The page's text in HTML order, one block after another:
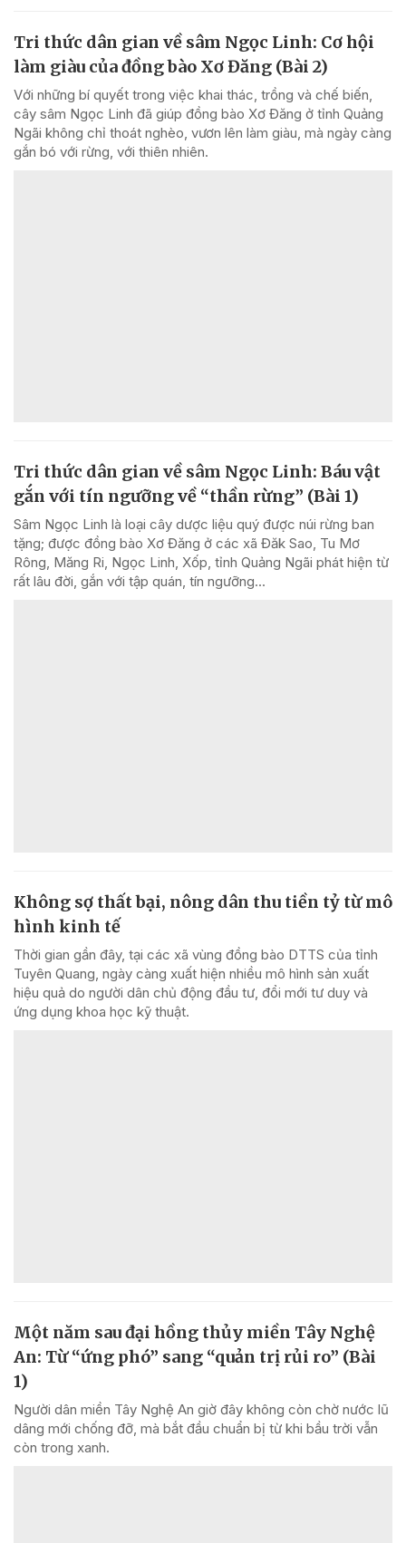
Tri thức dân gian về sâm Ngọc Linh: Cơ hội
làm giàu của đồng bào Xơ Đăng (Bài 2)
Với những bí quyết trong việc khai thác, trồng và chế biến,
cây sâm Ngọc Linh đã giúp đồng bào Xơ Đăng ở tỉnh Quảng
Ngãi không chỉ thoát nghèo, vươn lên làm giàu, mà ngày càng
gắn bó với rừng, với thiên nhiên.
Tri thức dân gian về sâm Ngọc Linh: Báu vật
gắn với tín ngưỡng về “thần rừng” (Bài 1)
Sâm Ngọc Linh là loại cây dược liệu quý được núi rừng ban
tặng; được đồng bào Xơ Đăng ở các xã Đăk Sao, Tu Mơ
Rông, Măng Ri, Ngọc Linh, Xốp, tỉnh Quảng Ngãi phát hiện từ
rất lâu đời, gắn với tập quán, tín ngưỡng...
Không sợ thất bại, nông dân thu tiền tỷ từ mô
hình kinh tế
Thời gian gần đây, tại các xã vùng đồng bào DTTS của tỉnh
Tuyên Quang, ngày càng xuất hiện nhiều mô hình sản xuất
hiệu quả do người dân chủ động đầu tư, đổi mới tư duy và
ứng dụng khoa học kỹ thuật.
Một năm sau đại hồng thủy miền Tây Nghệ
An: Từ “ứng phó” sang “quản trị rủi ro” (Bài
1)
Người dân miền Tây Nghệ An giờ đây không còn chờ nước lũ
dâng mới chống đỡ, mà bắt đầu chuẩn bị từ khi bầu trời vẫn
còn trong xanh.